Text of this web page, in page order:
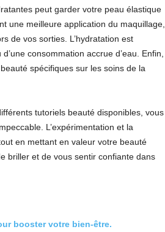
peut garder votre peau élastique
une meilleure application du maquillage,
de vos sorties. L’hydratation est
consommation accrue d’eau. Enfin,
spécifiques sur les soins de la
tutoriels beauté disponibles, vous
L’expérimentation et la
en mettant en valeur votre beauté
briller et de vous sentir confiante dans
booster votre bien-être.